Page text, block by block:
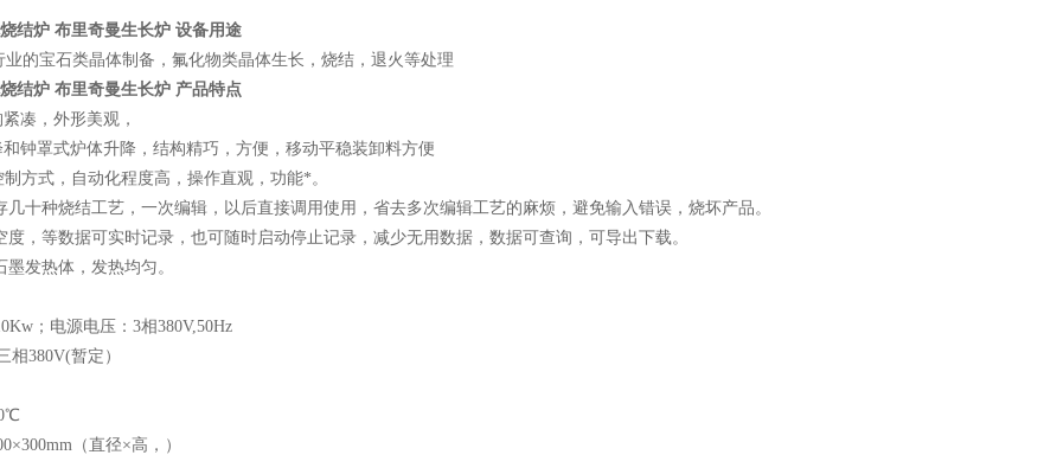
结炉 布里奇曼生长炉 设备用途
宝石类晶体制备，氟化物类晶体生长，烧结，退火等处理
结炉 布里奇曼生长炉 产品特点
凑，外形美观，
和钟罩式炉体升降，结构精巧，方便，移动平稳装卸料方便
方式，自动化程度高，操作直观，功能*。
几十种烧结工艺，一次编辑，以后直接调用使用，省去多次编辑工艺的麻烦，避免输入错误，烧坏产品。
度，等数据可实时记录，也可随时启动停止记录，减少无用数据，数据可查询，可导出下载。
发热体，发热均匀。
；电源电压：3相380V,50Hz
相380V(暂定）
（直径×高，）